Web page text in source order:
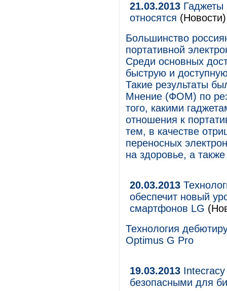
21.03.2013 Гаджеты
относятся (Новости)
Большинство
портативной
Среди основных
быструю и
Такие результаты
Мнение (ФОМ) по
того, какими
отношения к
тем, в качестве
переносных
на здоровье, а
20.03.2013
обеспечит новый
смартфонов LG
Технология
Optimus G Pro
19.03.2013
безопасными для